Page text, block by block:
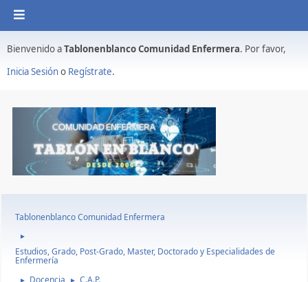
Bienvenido aTablonenblanco Comunidad Enfermera. Por favor,
Inicia Sesióno Regístrate.
Tablonenblanco Comunidad Enfermera
►
Estudios, Grado, Post-Grado, Master, Doctorado y Especialidades de
Enfermería
► Docencia ► C.A.P.